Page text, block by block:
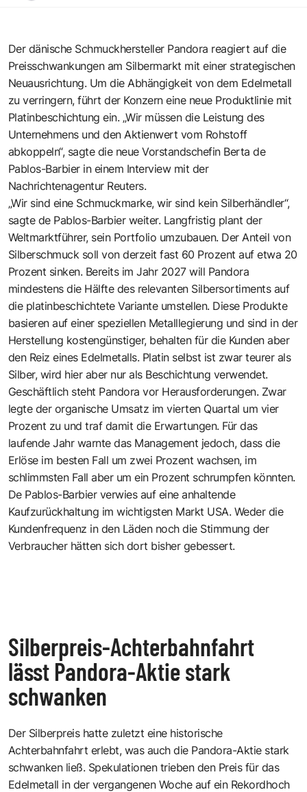
Der dänische Schmuckhersteller Pandora reagiert auf die
Preisschwankungen am Silbermarkt mit einer strategischen
Neuausrichtung. Um die Abhängigkeit von dem Edelmetall
zu verringern, führt der Konzern eine neue Produktlinie mit
Platinbeschichtung ein. „Wir müssen die Leistung des
Unternehmens und den Aktienwert vom Rohstoff
abkoppeln“, sagte die neue Vorstandschefin Berta de
Pablos-Barbier in einem Interview mit der
Nachrichtenagentur Reuters.
„Wir sind eine Schmuckmarke, wir sind kein Silberhändler“,
sagte de Pablos-Barbier weiter. Langfristig plant der
Weltmarktführer, sein Portfolio umzubauen. Der Anteil von
Silberschmuck soll von derzeit fast 60 Prozent auf etwa 20
Prozent sinken. Bereits im Jahr 2027 will Pandora
mindestens die Hälfte des relevanten Silbersortiments auf
die platinbeschichtete Variante umstellen. Diese Produkte
basieren auf einer speziellen Metalllegierung und sind in der
Herstellung kostengünstiger, behalten für die Kunden aber
den Reiz eines Edelmetalls. Platin selbst ist zwar teurer als
Silber, wird hier aber nur als Beschichtung verwendet.
Geschäftlich steht Pandora vor Herausforderungen. Zwar
legte der organische Umsatz im vierten Quartal um vier
Prozent zu und traf damit die Erwartungen. Für das
laufende Jahr warnte das Management jedoch, dass die
Erlöse im besten Fall um zwei Prozent wachsen, im
schlimmsten Fall aber um ein Prozent schrumpfen könnten.
De Pablos-Barbier verwies auf eine anhaltende
Kaufzurückhaltung im wichtigsten Markt USA. Weder die
Kundenfrequenz in den Läden noch die Stimmung der
Verbraucher hätten sich dort bisher gebessert.
Silberpreis-Achterbahnfahrt
lässt Pandora-Aktie stark
schwanken
Der Silberpreis hatte zuletzt eine historische
Achterbahnfahrt erlebt, was auch die Pandora-Aktie stark
schwanken ließ. Spekulationen trieben den Preis für das
Edelmetall in der vergangenen Woche auf ein Rekordhoch